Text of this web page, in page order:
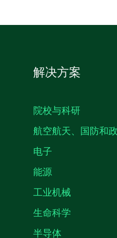
解决方案
院校与科研
航空航天、国防和
电子
能源
工业机械
生命科学
半导体